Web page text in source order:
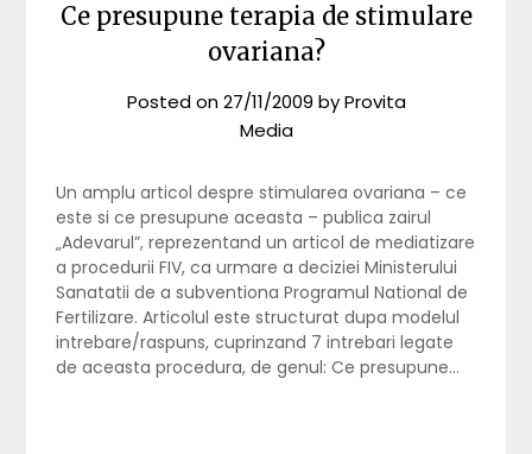
Ce presupune terapia de stimulare
ovariana?
Posted on27/11/2009 byProvita
Media
Un amplu articol despre stimularea ovariana – ce
este si ce presupune aceasta – publica zairul
„Adevarul”, reprezentand un articol de mediatizare
a procedurii FIV, ca urmare a deciziei Ministerului
Sanatatii de a subventiona Programul National de
Fertilizare. Articolul este structurat dupa modelul
intrebare/raspuns, cuprinzand 7 intrebari legate
de aceasta procedura, de genul: Ce presupune…